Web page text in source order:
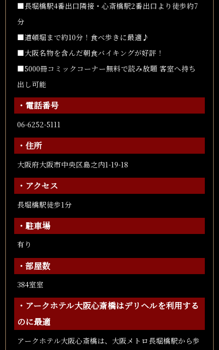
■長堀橋駅4番出口隣接・心斎橋駅2番出口より徒歩約7
分
■道頓堀まで約10分！食べ歩きに最適♪
■大阪名物を含んだ朝食バイキングが好評！
■5000冊コミックコーナー無料で読み放題 客室へ持ち
出し可能
・電話番号
06-6252-5111
・住所
大阪府大阪市中央区島之内1-19-18
・アクセス
長堀橋駅徒歩1分
・駐車場
有り
・部屋数
384室室
・アークホテル大阪心斎橋はデリヘルを利用する
のに最適
アークホテル大阪心斎橋は、大阪メトロ長堀橋駅から歩